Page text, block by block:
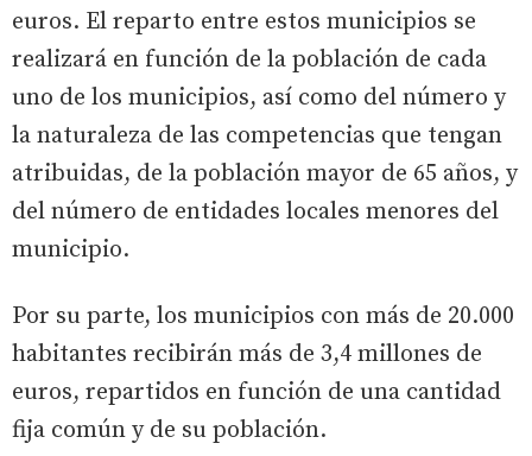
euros. El reparto entre estos municipios se
realizará en función de la población de cada
uno de los municipios, así como del número y
la naturaleza de las competencias que tengan
atribuidas, de la población mayor de 65 años, y
del número de entidades locales menores del
municipio.
Por su parte, los municipios con más de 20.000
habitantes recibirán más de 3,4 millones de
euros, repartidos en función de una cantidad
fija común y de su población.